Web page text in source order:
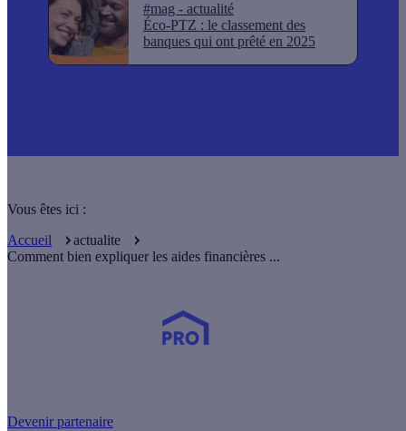
#mag - actualité
Éco-PTZ : le classement des
banques qui ont prêté en 2025
Vous êtes ici :
Accueil
actualite
Comment bien expliquer les aides financières ...
Devenir partenaire